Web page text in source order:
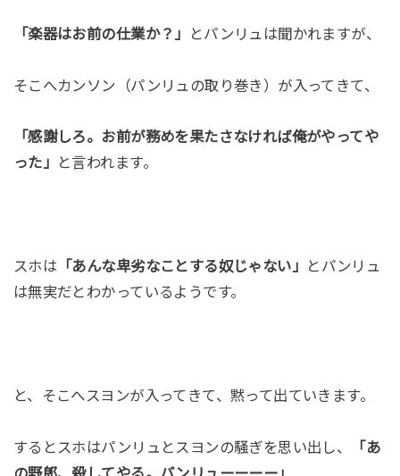
「楽器はお前の仕業か？」 とパンリュは聞かれますが、
そこへカンソン（パンリュの取り巻き）が入ってきて、
「感謝しろ。お前が務めを果たさなければ俺がやってや
った」
と言われます。
スホは 「あんな卑劣なことする奴じゃない」
とパンリュ
は無実だとわかっているようです。
と、そこへスヨンが入ってきて、黙って出ていきます。
するとスホはパンリュとスヨンの騒ぎを思い出し、
「あ